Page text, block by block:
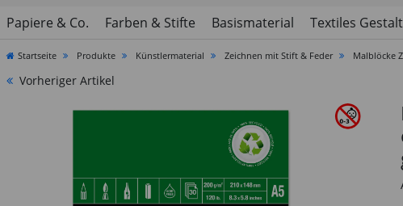
Papiere & Co.
Farben & Stifte Basismaterial Textiles
Startseite Produkte Künstlermaterial Zeichnen mit Stift & Feder Malblöcke
Vorheriger Artikel